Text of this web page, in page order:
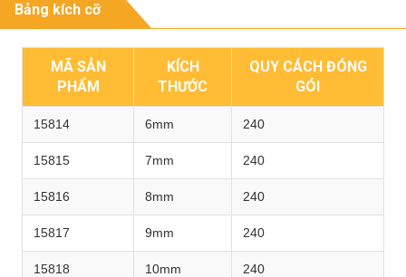
Bảng kích cỡ
MÃ SẢN
PHẨM
KÍCH
THƯỚC
QUY CÁCH ĐÓNG
GÓI
15814 6mm 240
15815 7mm 240
15816 8mm 240
15817 9mm 240
15818 10mm 240